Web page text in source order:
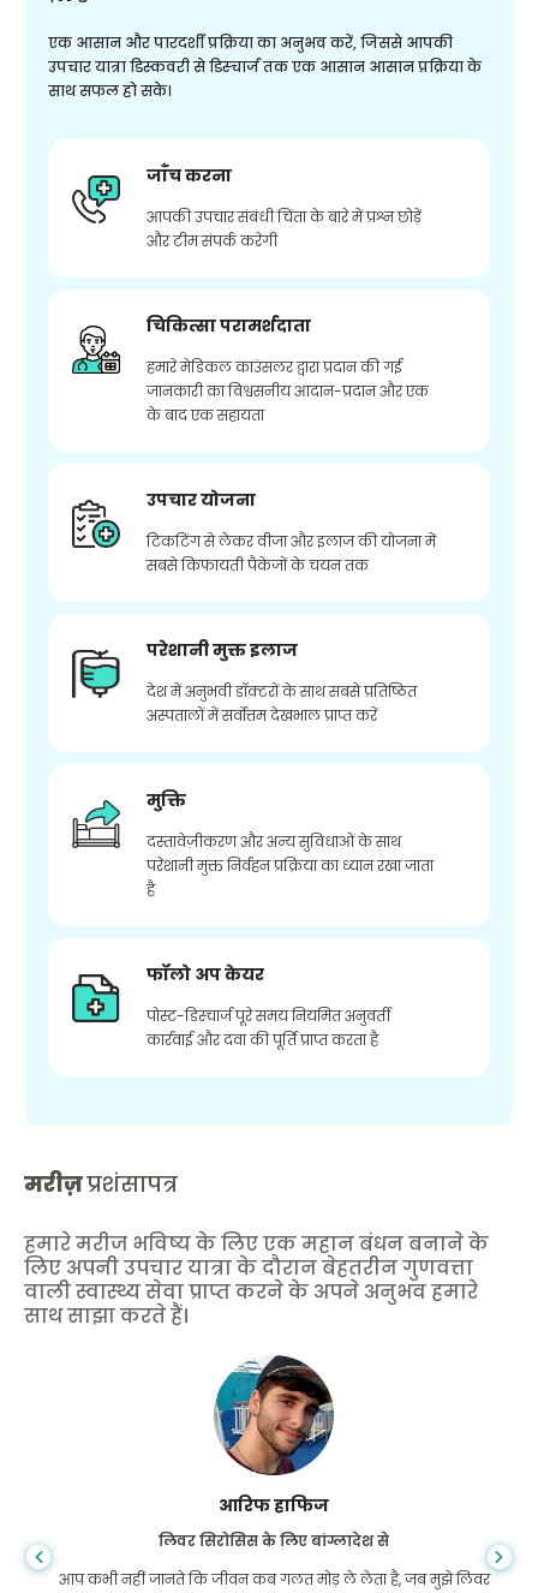
एक आसान और पारदर्शी प्रक्रिया का अनुभव करें, जिससे आपकी
उपचार यात्रा डिस्कवरी से डिस्चार्ज तक एक आसान आसान प्रक्रिया के
साथ सफल हो सके।
जाँच करना
आपकी उपचार संबंधी चिंता के बारे में प्रश्न छोड़ें
और टीम संपर्क करेगी
चिकित्सा परामर्शदाता
हमारे मेडिकल काउंसलर द्वारा प्रदान की गई
जानकारी का विश्वसनीय आदान-प्रदान और एक
के बाद एक सहायता
उपचार योजना
टिकटिंग से लेकर वीजा और इलाज की योजना में
सबसे किफायती पैकेजों के चयन तक
परेशानी मुक्त इलाज
देश में अनुभवी डॉक्टरों के साथ सबसे प्रतिष्ठित
अस्पतालों में सर्वोत्तम देखभाल प्राप्त करें
मुक्ति
दस्तावेज़ीकरण और अन्य सुविधाओं के साथ
परेशानी मुक्त निर्वहन प्रक्रिया का ध्यान रखा जाता
है
फॉलो अप केयर
पोस्ट-डिस्चार्ज पूरे समय नियमित अनुवर्ती
कार्रवाई और दवा की पूर्ति प्राप्त करता है
मरीज़प्रशंसापत्र
हमारे मरीज भविष्य के लिए एक महान बंधन बनाने के
लिए अपनी उपचार यात्रा के दौरान बेहतरीन गुणवत्ता
वाली स्वास्थ्य सेवा प्राप्त करने के अपने अनुभव हमारे
साथ साझा करते हैं।
आरिफ हाफिज
लिवर सिरोसिस के लिए बांग्लादेश से
आप कभी नहीं जानते कि जीवन कब गलत मोड़ ले लेता है, जब मुझे लिवर